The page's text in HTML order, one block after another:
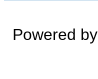
Powered by